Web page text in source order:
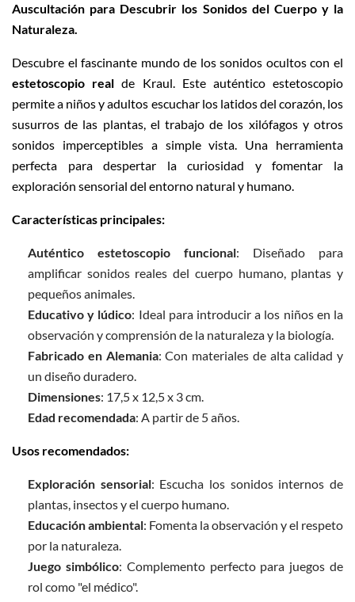
Auscultación para Descubrir los Sonidos del Cuerpo y la
Naturaleza.
Descubre el fascinante mundo de los sonidos ocultos con el
estetoscopio realde Kraul. Este auténtico estetoscopio
permite a niños y adultos escuchar los latidos del corazón, los
susurros de las plantas, el trabajo de los xilófagos y otros
sonidos imperceptibles a simple vista. Una herramienta
perfecta para despertar la curiosidad y fomentar la
exploración sensorial del entorno natural y humano.
Características principales:
Auténtico estetoscopio funcional: Diseñado para
amplificar sonidos reales del cuerpo humano, plantas y
pequeños animales.
Educativo y lúdico: Ideal para introducir a los niños en la
observación y comprensión de la naturaleza y la biología.
Fabricado en Alemania: Con materiales de alta calidad y
un diseño duradero.
Dimensiones: 17,5 x 12,5 x 3 cm.
Edad recomendada: A partir de 5 años.​
Usos recomendados:
Exploración sensorial: Escucha los sonidos internos de
plantas, insectos y el cuerpo humano.
Educación ambiental: Fomenta la observación y el respeto
por la naturaleza.
Juego simbólico: Complemento perfecto para juegos de
rol como "el médico".